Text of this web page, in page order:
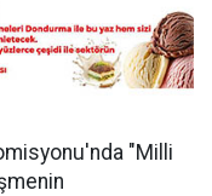
"Milli